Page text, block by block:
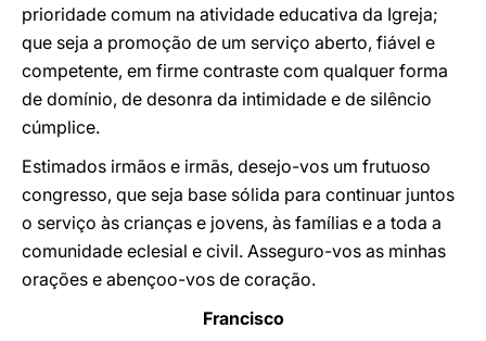
prioridade comum na atividade educativa da Igreja;
que seja a promoção de um serviço aberto, fiável e
competente, em firme contraste com qualquer forma
de domínio, de desonra da intimidade e de silêncio
cúmplice.
Estimados irmãos e irmãs, desejo-vos um frutuoso
congresso, que seja base sólida para continuar juntos
o serviço às crianças e jovens, às famílias e a toda a
comunidade eclesial e civil. Asseguro-vos as minhas
orações e abençoo-vos de coração.
Francisco